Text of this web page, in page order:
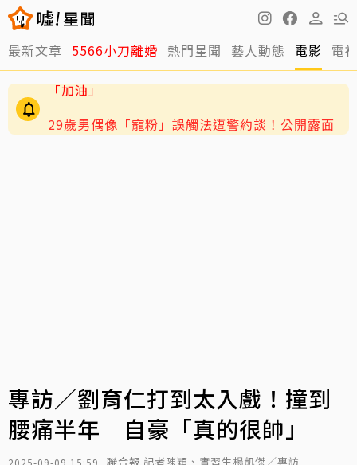
最新文章 5566小刀離婚 熱門星聞 藝人動態 電影 電
29歲男偶像「寵粉」誤觸法遭警約談！公開露面
呼籲遵守法規
專訪／劉育仁打到太入戲！撞到
腰痛半年 自豪「真的很帥」
2025-09-09 15:59 聯合報 記者陳穎、實習生楊凱傑／專訪